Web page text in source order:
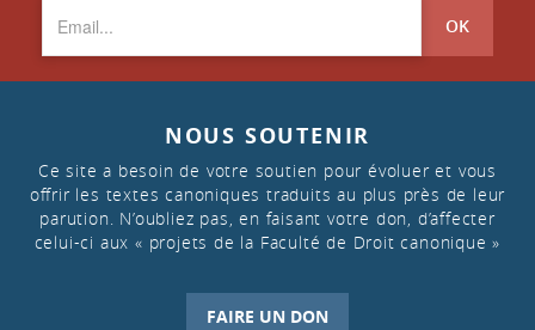
OK
NOUS SOUTENIR
Ce site a besoin de votre soutien pour évoluer et vous
offrir les textes canoniques traduits au plus près de leur
parution. N’oubliez pas, en faisant votre don, d’affecter
celui-ci aux « projets de la Faculté de Droit canonique »
FAIRE UN DON